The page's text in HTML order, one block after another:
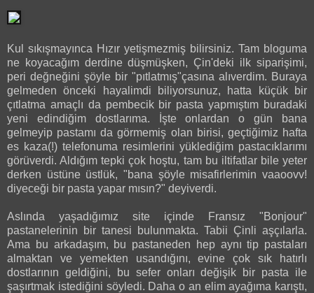
Kul sıkışmayınca Hızır yetişmezmiş bilirsiniz. Tam bloguma
ne koyacağım derdine düşmüşken, Çin'deki ilk siparişimi,
peri değneğini şöyle bir "pıtlatmış"çasına alıverdim. Buraya
gelmeden önceki hayalimdi biliyorsunuz, hatta küçük bir
çıtlatma amaçlı da pembecik bir pasta yapmıştım buradaki
yeni edindiğim dostlarıma. İşte onlardan o gün bana
gelmeyip pastamı da görmemiş olan birisi, geçtiğimiz hafta
es kaza(!) telefonuma resimlerini yüklediğim pastacıklarımı
görüverdi. Aldığım tepki çok hoştu, tam bu iltifatlar bile yeter
derken üstüne üstlük, "bana şöyle misafirlerimin vaaoovv!
diyeceği bir pasta yapar mısın?" deyiverdi.
Aslında yaşadığımız site içinde Fransız "Bonjour"
pastanelerinin bir tanesi bulunmakta. Tabii Çinli aşçılarla.
Ama bu arkadaşım, bu pastaneden hep aynı tip pastaları
almaktan ve yemekten usandığını, evine çok sık hatırlı
dostlarının geldiğini, bu sefer onları değişik bir pasta ile
şaşırtmak istediğini söyledi. Daha o an elim ayağıma karıştı,